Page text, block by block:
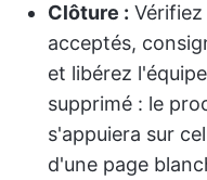
Clôture :
acceptés,
et libérez
supprimé : le
s'appuiera sur
d'une page